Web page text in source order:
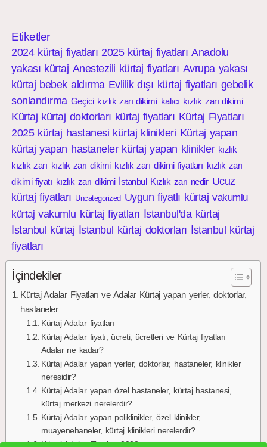
Etiketler
2024 kürtaj fiyatları 2025 kürtaj fiyatları Anadolu
yakası kürtaj Anestezili kürtaj fiyatları Avrupa yakası
kürtaj bebek aldırma Evlilik dışı kürtaj fiyatları gebelik
sonlandırma Geçici kızlık zarı dikimi kalıcı kızlık zarı dikimi
Kürtaj kürtaj doktorları kürtaj fiyatları Kürtaj Fiyatları
2025 kürtaj hastanesi kürtaj klinikleri Kürtaj yapan
kürtaj yapan hastaneler kürtaj yapan klinikler kızlık
kızlık zarı kızlık zarı dikimi kızlık zarı dikimi fiyatları kızlık zarı
dikimi fiyatı kızlık zarı dikimi İstanbul Kızlık zarı nedir Ucuz
kürtaj fiyatları Uncategorized Uygun fiyatlı kürtaj vakumlu
kürtaj vakumlu kürtaj fiyatları İstanbul'da kürtaj
İstanbul kürtaj İstanbul kürtaj doktorları İstanbul kürtaj
fiyatları
İçindekiler
Kürtaj Adalar Fiyatları ve Adalar Kürtaj yapan yerler, doktorlar,
hastaneler
Kürtaj Adalar fiyatları
Kürtaj Adalar fiyatı, ücreti, ücretleri ve Kürtaj fiyatları
Adalar ne kadar?
Kürtaj Adalar yapan yerler, doktorlar, hastaneler, klinikler
neresidir?
Kürtaj Adalar yapan özel hastaneler, kürtaj hastanesi,
kürtaj merkezi nerelerdir?
Kürtaj Adalar yapan poliklinikler, özel klinikler,
muayenehaneler, kürtaj klinikleri nerelerdir?
Kürtaj Adalar Fiyatları 2022